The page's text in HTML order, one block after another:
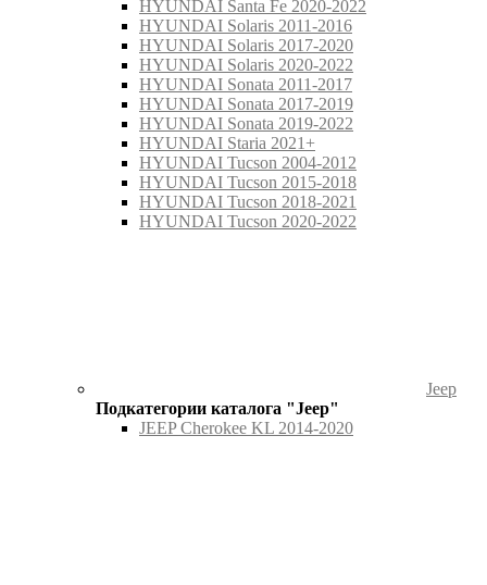
HYUNDAI Santa Fe 2020-2022
HYUNDAI Solaris 2011-2016
HYUNDAI Solaris 2017-2020
HYUNDAI Solaris 2020-2022
HYUNDAI Sonata 2011-2017
HYUNDAI Sonata 2017-2019
HYUNDAI Sonata 2019-2022
HYUNDAI Staria 2021+
HYUNDAI Tucson 2004-2012
HYUNDAI Tucson 2015-2018
HYUNDAI Tucson 2018-2021
HYUNDAI Tucson 2020-2022
Jeep
Подкатегории каталога "Jeep"
JEEP Cherokee KL 2014-2020